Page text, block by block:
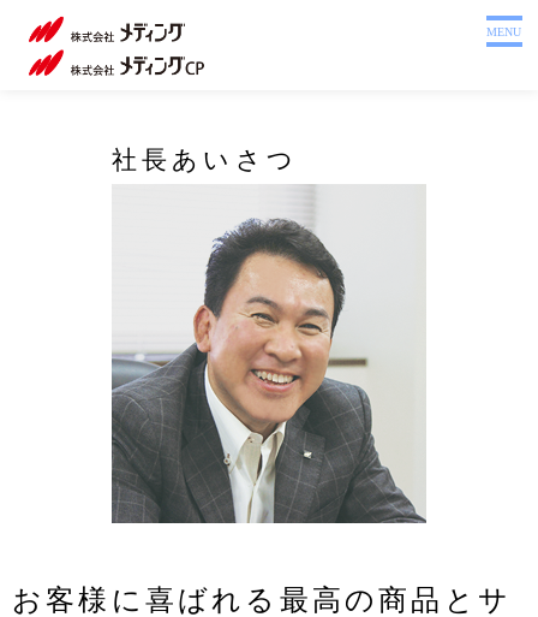
MENU
ホーム
製品を探す
サポート
会社案内
採用情報
注文書
Webカタログ
お問い合わせ
社長あいさつ
お客様に喜ばれる最高の商品とサ